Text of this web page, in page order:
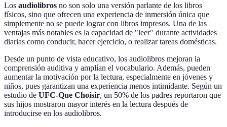
Los audiolibros no son solo una versión parlante de los libros
físicos, sino que ofrecen una experiencia de inmersión única que
simplemente no se puede lograr con libros impresos. Una de las
ventajas más notables es la capacidad de "leer" durante actividades
diarias como conducir, hacer ejercicio, o realizar tareas domésticas.
Desde un punto de vista educativo, los audiolibros mejoran la
comprensión auditiva y amplían el vocabulario. Además, pueden
aumentar la motivación por la lectura, especialmente en jóvenes y
niños, pues garantizan una experiencia menos intimidante. Según un
estudio de UFC-Que Choisir, un 50% de los padres reportaron que
sus hijos mostraron mayor interés en la lectura después de
introducirse en los audiolibros.